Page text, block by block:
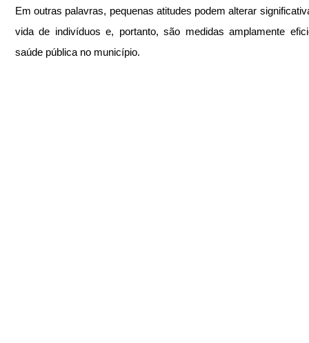
Em outras palavras, pequenas atitudes podem alterar
vida de indivíduos e, portanto, são medidas amplamente
saúde pública no município.